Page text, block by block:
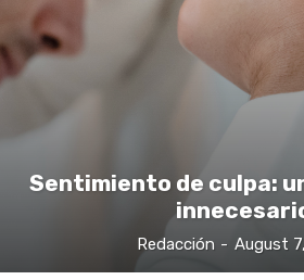
Sentimiento de culpa:
Redacción - August